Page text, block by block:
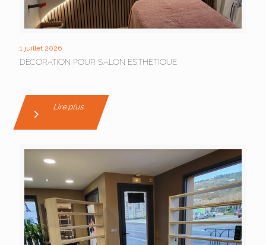
1 juillet 2026
DECORATION POUR SALON ESTHETIQUE
Lire plus